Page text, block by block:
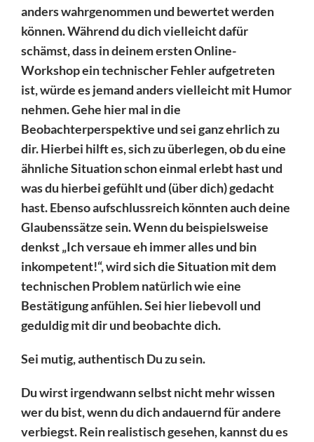
anders wahrgenommen und bewertet werden
können. Während du dich vielleicht dafür
schämst, dass in deinem ersten Online-
Workshop ein technischer Fehler aufgetreten
ist, würde es jemand anders vielleicht mit Humor
nehmen. Gehe hier mal in die
Beobachterperspektive und sei ganz ehrlich zu
dir. Hierbei hilft es, sich zu überlegen, ob du eine
ähnliche Situation schon einmal erlebt hast und
was du hierbei gefühlt und (über dich) gedacht
hast. Ebenso aufschlussreich könnten auch deine
Glaubenssätze sein. Wenn du beispielsweise
denkst „Ich versaue eh immer alles und bin
inkompetent!“, wird sich die Situation mit dem
technischen Problem natürlich wie eine
Bestätigung anfühlen. Sei hier liebevoll und
geduldig mit dir und beobachte dich.
Sei mutig, authentisch Du zu sein.
Du wirst irgendwann selbst nicht mehr wissen
wer du bist, wenn du dich andauernd für andere
verbiegst. Rein realistisch gesehen, kannst du es